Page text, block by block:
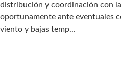
distribución y coordinación con
oportunamente ante eventuales
viento y bajas temp...